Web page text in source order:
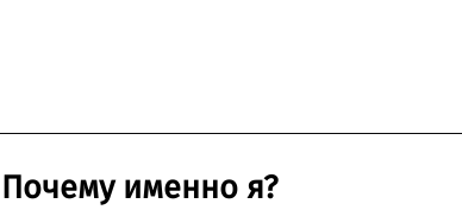
Почему именно я?